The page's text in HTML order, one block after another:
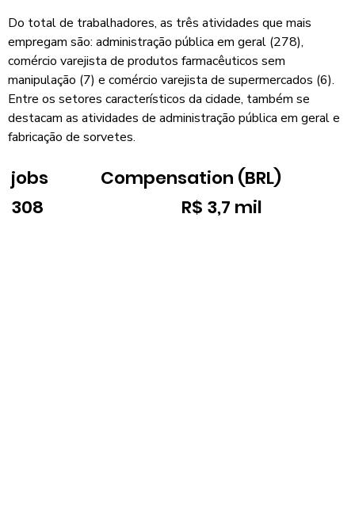
Do total de trabalhadores, as três atividades que mais
empregam são: administração pública em geral (278),
comércio varejista de produtos farmacêuticos sem
manipulação (7) e comércio varejista de supermercados (6).
Entre os setores característicos da cidade, também se
destacam as atividades de administração pública em geral e
fabricação de sorvetes.
jobs
308
Compensation (BRL)
R$ 3,7 mil